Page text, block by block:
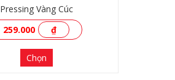
Pressing Vàng Cúc
259.000
₫
Chọn